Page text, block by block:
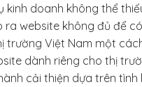
kinh doanh không thể
ra website không đủ để
trường Việt Nam một
dành riêng cho thị
cải thiện dựa trên tình